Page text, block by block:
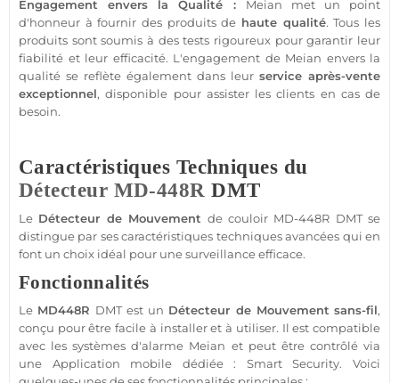
Engagement envers la Qualité : Meian met un point
d'honneur à fournir des produits de haute qualité. Tous les
produits sont soumis à des tests rigoureux pour garantir leur
fiabilité et leur efficacité. L'engagement de Meian envers la
qualité se reflète également dans leur service après-vente
exceptionnel, disponible pour assister les clients en cas de
besoin.
Caractéristiques Techniques du
Détecteur MD-448R DMT
Le Détecteur de Mouvement de couloir MD-448R DMT se
distingue par ses caractéristiques techniques avancées qui en
font un choix idéal pour unesurveillanceefficace.
Fonctionnalités
Le MD448R DMT est un Détecteur de Mouvement sans-fil,
conçu pour être facile à installer et à utiliser. Il est compatible
avec les systèmes d'alarme Meian et peut être contrôlé via
une Application mobile dédiée : Smart Security. Voici